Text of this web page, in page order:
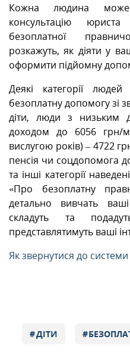
Кожна людина може
консультацію
безоплатної
розкажуть, як діяти у
оформити підйомну
Деякі категорії
безоплатну допомогу зі
діти, люди з низьким
доходом до 6056 грн/
вислугою років) – 4722
пенсія чи соцдопомога
та інші категорії
«Про безоплатну
детально вивчать
складуть та
представлятимуть ваші
Як звернутися до
ДІТИ